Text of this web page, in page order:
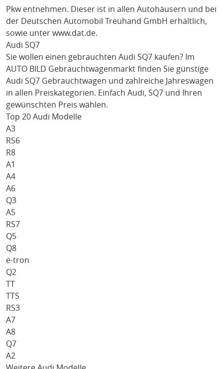
Pkw entnehmen. Dieser ist in allen Autohäusern und bei
der Deutschen Automobil Treuhand GmbH erhältlich,
sowie unter www.dat.de.
Audi SQ7
Sie wollen einen gebrauchten Audi SQ7 kaufen? Im
AUTO BILD Gebrauchtwagenmarkt finden Sie günstige
Audi SQ7 Gebrauchtwagen und zahlreiche Jahreswagen
in allen Preiskategorien. Einfach Audi, SQ7 und Ihren
gewünschten Preis wählen.
Top 20 Audi Modelle
A3
RS6
R8
A1
A4
A6
Q3
A5
RS7
Q5
Q8
e-tron
Q2
TT
TTS
RS3
A7
A8
Q7
A2